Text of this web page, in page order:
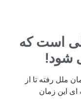
است که
شود!
ملل رفته تا از
ای این زمان